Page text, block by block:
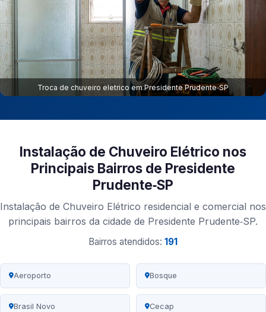
Troca de chuveiro eletrico em Presidente Prudente‑SP
Instalação de Chuveiro Elétrico nos
Principais Bairros de Presidente
Prudente‑SP
Instalação de Chuveiro Elétrico residencial e comercial nos
principais bairros da cidade de Presidente Prudente‑SP.
Bairros atendidos: 191
Aeroporto Bosque
Brasil Novo Cecap